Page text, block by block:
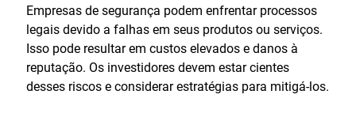
Empresas de segurança podem enfrentar processos
legais devido a falhas em seus produtos ou serviços.
Isso pode resultar em custos elevados e danos à
reputação. Os investidores devem estar cientes
desses riscos e considerar estratégias para mitigá-los.